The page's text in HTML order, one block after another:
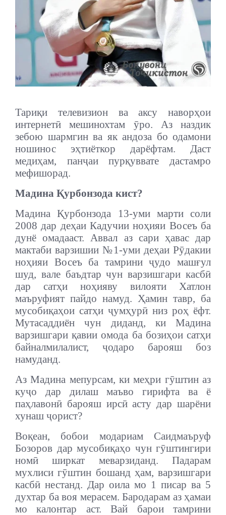
Тариқи телевизион ва аксу наворҳои
интернетӣ мешинохтам ӯро. Аз наздик
зебою шармгин ва як андоза бо одамони
ношинос эҳтиёткор дарёфтам. Даст
медиҳам, панҷаи пурқуввате дастамро
мефишорад.
Мадина Қурбонзода кист?
Мадина Қурбонзода 13-уми марти соли
2008 дар деҳаи Кадучии ноҳияи Восеъ ба
дунё омадааст. Аввал аз сари ҳавас дар
мактаби варзишии №1-уми деҳаи Рӯдакии
ноҳияи Восеъ ба тамрини ҷудо машғул
шуд, вале баъдтар чун варзишгари касбӣ
дар сатҳи ноҳияву вилояти Хатлон
маъруфият пайдо намуд. Ҳамин тавр, ба
мусобиқаҳои сатҳи ҷумҳурӣ низ роҳ ёфт.
Мутасаддиён чун диданд, ки Мадина
варзишгари қавии омода ба бозиҳои сатҳи
байналмилалист, ҷодаро барояш боз
намуданд.
Аз Мадина мепурсам, ки меҳри гӯштин аз
куҷо дар дилаш маъво гирифта ва ё
паҳлавонӣ барояш ирсӣ асту дар шарёни
хунаш ҷорист?
Воқеан, бобои модариам Саидмаъруф
Бозоров дар мусобиқаҳо чун гӯштингири
номӣ ширкат меварзиданд. Падарам
мухлиси гӯштин бошанд ҳам, варзишгари
касбӣ нестанд. Дар оила мо 1 писар ва 5
духтар ба воя мерасем. Бародарам аз ҳамаи
мо калонтар аст. Вай барои тамрини